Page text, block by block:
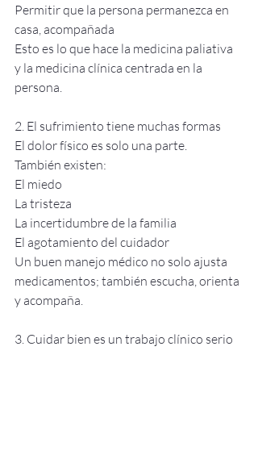
Permitir que la persona permanezca en
casa, acompañada
Esto es lo que hace la medicina paliativa
y la medicina clínica centrada en la
persona.
2. El sufrimiento tiene muchas formas
El dolor físico es solo una parte.
También existen:
El miedo
La tristeza
La incertidumbre de la familia
El agotamiento del cuidador
Un buen manejo médico no solo ajusta
medicamentos; también escucha, orienta
y acompaña.
3. Cuidar bien es un trabajo clínico serio